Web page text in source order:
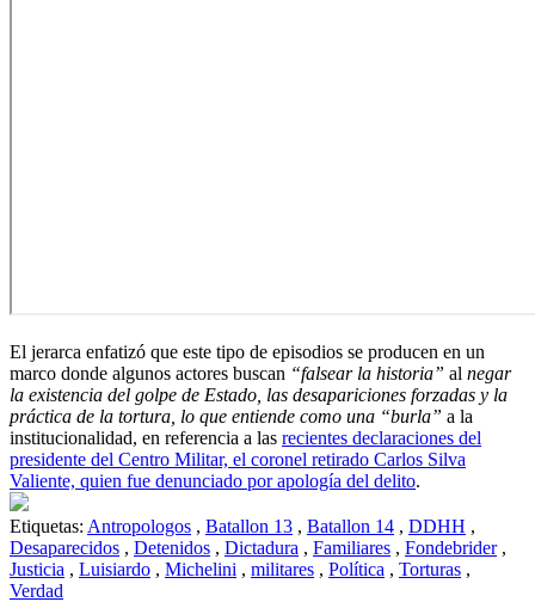
El jerarca enfatizó que este tipo de episodios se producen en un
marco donde algunos actores buscan “falsear la historia” al negar
la existencia del golpe de Estado, las desapariciones forzadas y la
práctica de la tortura, lo que entiende como una “burla” a la
institucionalidad, en referencia a las recientes declaraciones del
presidente del Centro Militar, el coronel retirado Carlos Silva
Valiente, quien fue denunciado por apología del delito.
Etiquetas: Antropologos , Batallon 13 , Batallon 14 , DDHH ,
Desaparecidos , Detenidos , Dictadura , Familiares , Fondebrider ,
Justicia , Luisiardo , Michelini , militares , Política , Torturas ,
Verdad